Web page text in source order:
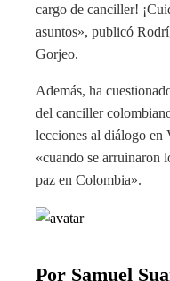
cargo de canciller!
asuntos», publicó
Gorjeo.
Además, ha
del canciller
lecciones al diálogo en
«cuando se arruinaron
paz en Colombia».
Por Samuel